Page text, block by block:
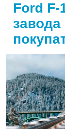
Ford F-